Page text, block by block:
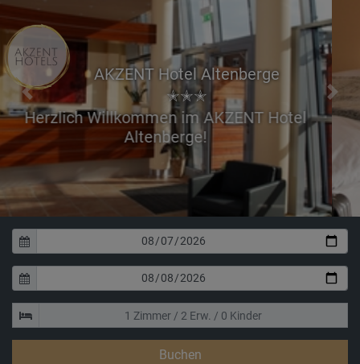
AKZENT Hotel Altenberge
✭✭✭
Genießen Sie Ihren
unserer Einzel-, Doppel-
Previous Next
Buchen